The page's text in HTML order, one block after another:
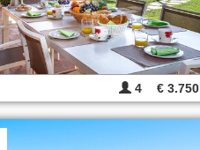
4 € 3.750